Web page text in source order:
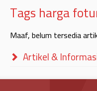
Tags harga
Maaf, belum tersedia
Artikel &